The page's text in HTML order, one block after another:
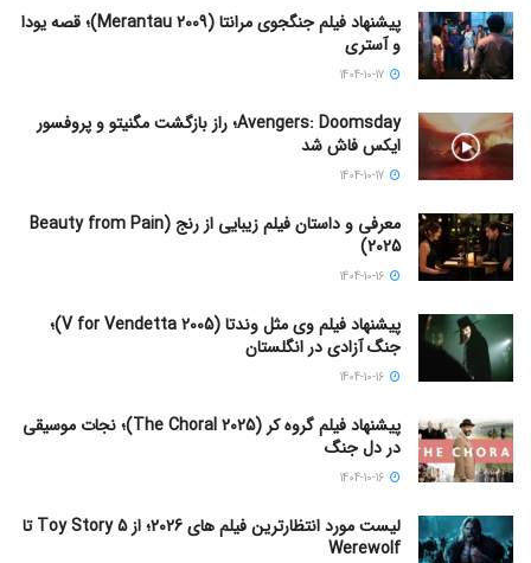
پیشنهاد فیلم جنگجوی مرانتا (Merantau 2009)؛ قصه یودا
و آستری
Avengers: Doomsday؛ راز بازگشت مگنیتو و پروفسور
ایکس فاش شد
معرفی و داستان فیلم زیبایی از رنج (Beauty from Pain
2025)
پیشنهاد فیلم وی مثل وندتا (V for Vendetta 2005)؛
جنگ آزادی در انگلستان
پیشنهاد فیلم گروه کر (The Choral 2025)؛ نجات موسیقی
در دل جنگ
لیست مورد انتظارترین فیلم های 2026؛ از Toy Story 5 تا
Werewolf